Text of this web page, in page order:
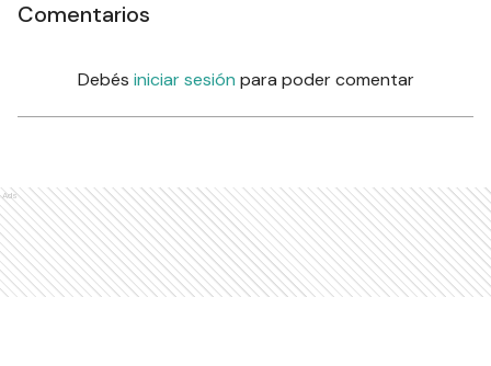
Comentarios
Debés iniciar sesión para poder comentar
Ads